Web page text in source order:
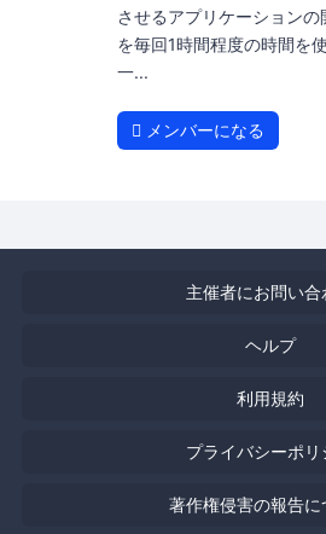
させるアプリケーション
を毎回1時間程度の時間を
一...
メンバーになる
主催者にお問い合
ヘルプ
利用規約
プライバシーポリ
著作権侵害の報告に